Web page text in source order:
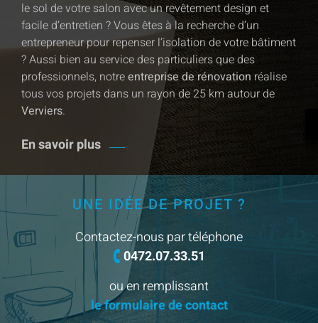
le sol de votre salon avec un revêtement design et
facile d’entretien ? Vous êtes à la recherche d’un
entrepreneur pour repenser l’isolation de votre bâtiment
? Aussi bien au service des particuliers que des
professionnels, notreentreprise de rénovation réalise
tous vos projets dans un rayon de 25 km autour de
Verviers.
En savoir plus
UNE IDÉE DE PROJET ?
Contactez-nous par téléphone
0472.07.33.51
ou en remplissant
le formulaire de contact